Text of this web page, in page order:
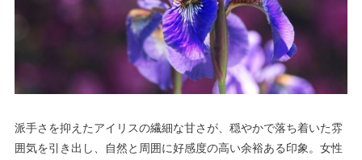
派手さを抑えたアイリスの繊細な甘さが、穏やかで落ち着いた雰
囲気を引き出し、自然と周囲に好感度の高い余裕ある印象。女性